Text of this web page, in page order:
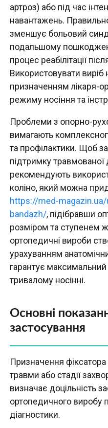
артроз) або під час
навантажень.
зменшує больовий
подальшому
процес реабілітації
Використовувати виріб
призначенням лікаря-
режиму носіння та
Проблеми з опорно-
вимагають
та профілактики. Щоб
підтримку травмованої
рекомендують
коліно, який можна
https://med-
bandazh/, підібравши
розміром та ступенем
ортопедичні вироби
урахуванням
гарантує
тривалому носінні.
Основні
застосування
Призначення
травми або стадії
визначає доцільність
ортопедичного виробу
діагностики.